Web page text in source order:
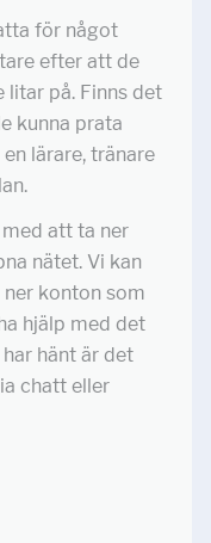
för något
efter att de
litar på. Finns det
kunna prata
lärare, tränare
med att ta ner
nätet. Vi kan
konton som
hjälp med det
hänt är det
chatt eller